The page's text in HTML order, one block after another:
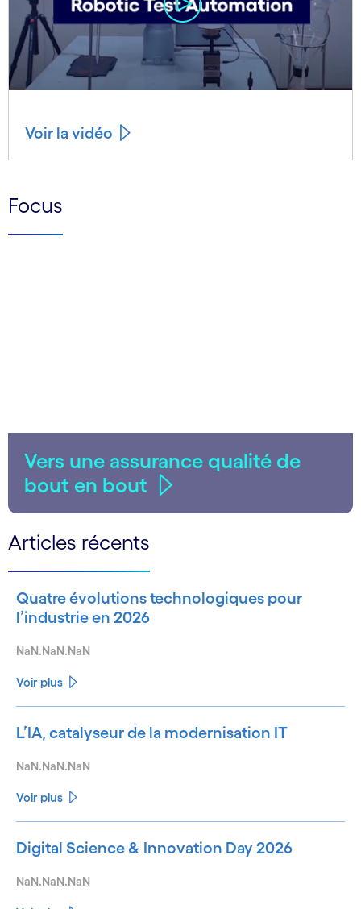
Voir la vidéo
Focus
Vers une assurance qualité de
bout en bout
Articles récents
Quatre évolutions technologiques pour
l’industrie en 2026
NaN.NaN.NaN
Voir plus
L’IA, catalyseur de la modernisation IT
NaN.NaN.NaN
Voir plus
Digital Science & Innovation Day 2026
NaN.NaN.NaN